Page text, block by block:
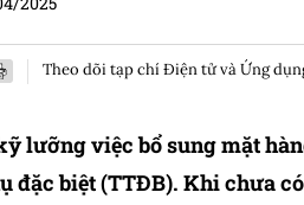
Theo dõi tạp chí Điện tử và Ứng
lưỡng việc bổ sung mặt
đặc biệt (TTĐB). Khi chưa